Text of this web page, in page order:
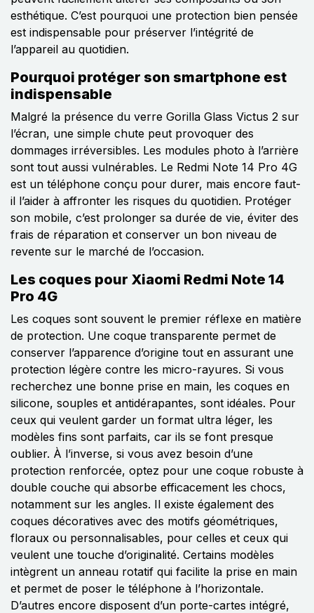
esthétique. C’est pourquoi une protection bien pensée
est indispensable pour préserver l’intégrité de
l’appareil au quotidien.
Pourquoi protéger son smartphone est
indispensable
Malgré la présence du verre Gorilla Glass Victus 2 sur
l’écran, une simple chute peut provoquer des
dommages irréversibles. Les modules photo à l’arrière
sont tout aussi vulnérables. Le Redmi Note 14 Pro 4G
est un téléphone conçu pour durer, mais encore faut-
il l’aider à affronter les risques du quotidien. Protéger
son mobile, c’est prolonger sa durée de vie, éviter des
frais de réparation et conserver un bon niveau de
revente sur le marché de l’occasion.
Les coques pour Xiaomi Redmi Note 14
Pro 4G
Les coques sont souvent le premier réflexe en matière
de protection. Une coque transparente permet de
conserver l’apparence d’origine tout en assurant une
protection légère contre les micro-rayures. Si vous
recherchez une bonne prise en main, les coques en
silicone, souples et antidérapantes, sont idéales. Pour
ceux qui veulent garder un format ultra léger, les
modèles fins sont parfaits, car ils se font presque
oublier. À l’inverse, si vous avez besoin d’une
protection renforcée, optez pour une coque robuste à
double couche qui absorbe efficacement les chocs,
notamment sur les angles. Il existe également des
coques décoratives avec des motifs géométriques,
floraux ou personnalisables, pour celles et ceux qui
veulent une touche d’originalité. Certains modèles
intègrent un anneau rotatif qui facilite la prise en main
et permet de poser le téléphone à l’horizontale.
D’autres encore disposent d’un porte-cartes intégré,